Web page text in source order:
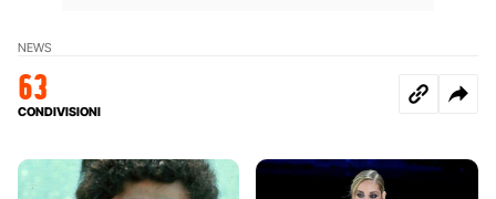
NEWS
63
CONDIVISIONI